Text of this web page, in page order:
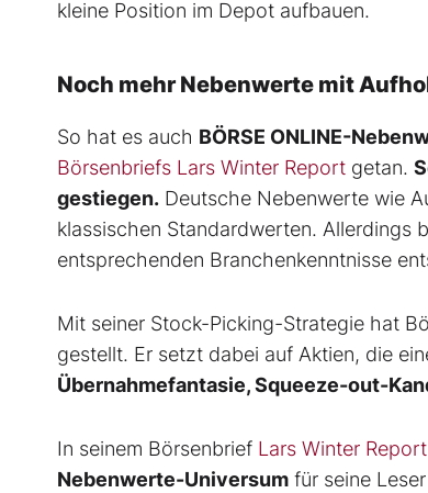
kleine Position im Depot aufbauen.
Noch mehr Nebenwerte mit
So hat es auch BÖRSE ONLINE-
Börsenbriefs Lars Winter Report getan.
gestiegen. Deutsche Nebenwerte wie
klassischen Standardwerten. Allerdings
entsprechenden Branchenkenntnisse
Mit seiner Stock-Picking-Strategie hat
gestellt. Er setzt dabei auf Aktien, die
Übernahmefantasie, Squeeze-out-
In seinem Börsenbrief Lars Winter Report
Nebenwerte-Universum für seine